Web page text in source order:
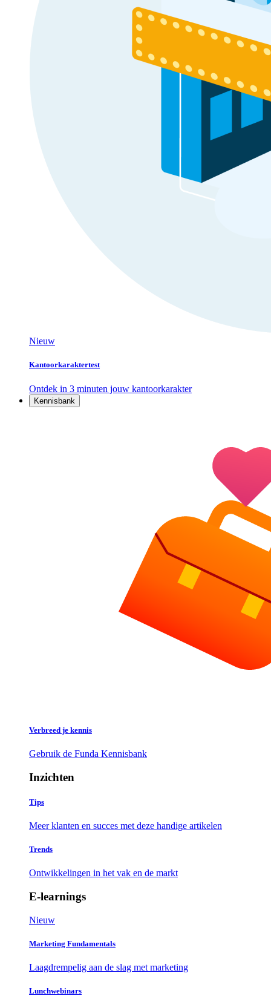
Nieuw
Kantoorkaraktertest
Ontdek in 3 minuten jouw kantoorkarakter
Kennisbank
Verbreed je kennis
Gebruik de Funda Kennisbank
Inzichten
Tips
Meer klanten en succes met deze handige artikelen
Trends
Ontwikkelingen in het vak en de markt
E-learnings
Nieuw
Marketing Fundamentals
Laagdrempelig aan de slag met marketing
Lunchwebinars